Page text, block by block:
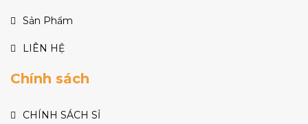
Sản Phẩm
LIÊN HỆ
Chính sách
CHÍNH SÁCH SỈ